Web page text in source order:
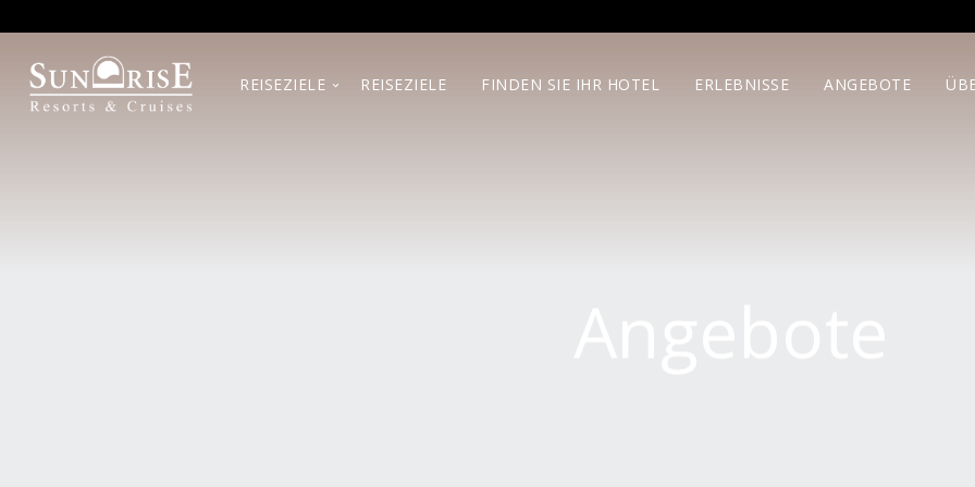
REISEZIELE REISEZIELE FINDEN SIE IHR HOTEL ERLEBNISSE ANGEBOTE